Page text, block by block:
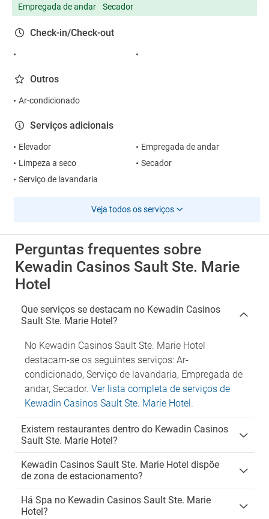
Empregada de andar
Secador
Check-in/Check-out
Outros
Ar-condicionado
Serviços adicionais
Elevador
Empregada de andar
Limpeza a seco
Secador
Serviço de lavandaria
Veja todos os serviços
Perguntas frequentes sobre
Kewadin Casinos Sault Ste. Marie
Hotel
Que serviços se destacam no Kewadin Casinos
Sault Ste. Marie Hotel?
No Kewadin Casinos Sault Ste. Marie Hotel
destacam-se os seguintes serviços: Ar-
condicionado, Serviço de lavandaria, Empregada de
andar, Secador. Ver lista completa de serviços de
Kewadin Casinos Sault Ste. Marie Hotel.
Existem restaurantes dentro do Kewadin Casinos
Sault Ste. Marie Hotel?
Kewadin Casinos Sault Ste. Marie Hotel dispõe
de zona de estacionamento?
Há Spa no Kewadin Casinos Sault Ste. Marie
Hotel?